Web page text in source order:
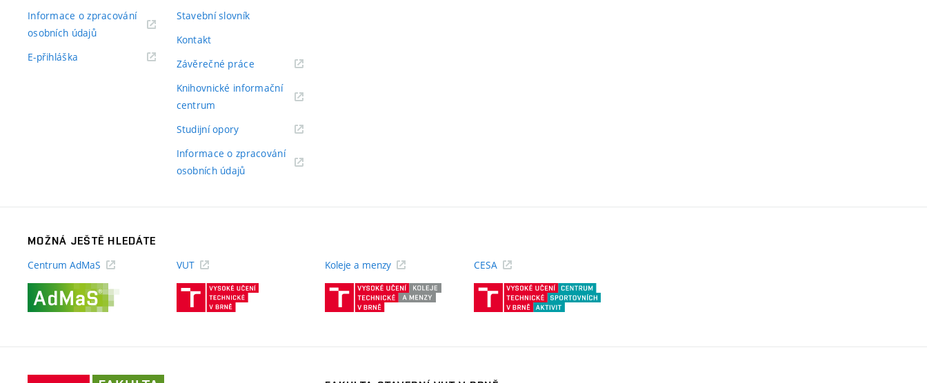
Informace o zpracování
osobních údajů(externí
E-přihláška
Stavební slovník
Kontakt
Závěrečné práce(externí
Knihovnické informační
centrum
Studijní opory(externí
Informace o zpracování
osobních údajů(externí
MOŽNÁ JEŠTĚ HLEDÁTE
Centrum AdMaS
VUT
(externí
Koleje a menzy
(externí
CESA